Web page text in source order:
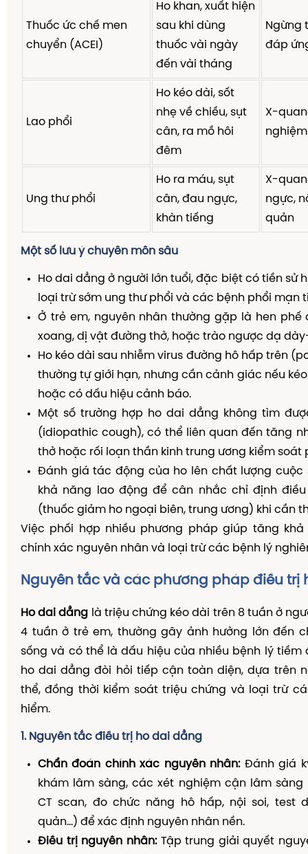
Thuốc ức chế men
chuyển (ACEI)
Ho khan, xuất hiện
sau khi dùng
thuốc vài ngày
đến vài tháng
Ngừng
đáp
Lao phổi
Ho kéo dài, sốt
nhẹ về chiều, sụt
cân, ra mồ hôi
đêm
X-
Ung thư phổi
Ho ra máu, sụt
cân, đau ngực,
khàn tiếng
X-
ngực,
quản
Một số lưu ý chuyên môn sâu
Ho dai dẳng ở người lớn tuổi, đặc biệt có tiền sử
loại trừ sớm ung thư phổi và các bệnh phổi mạn
Ở trẻ em, nguyên nhân thường gặp là hen phế
xoang, dị vật đường thở, hoặc trào ngược dạ
Ho kéo dài sau nhiễm virus đường hô hấp trên
thường tự giới hạn, nhưng cần cảnh giác nếu
hoặc có dấu hiệu cảnh báo.
Một số trường hợp ho dai dẳng không tìm
(idiopathic cough), có thể liên quan đến tăng
thở hoặc rối loạn thần kinh trung ương kiểm soát
Đánh giá tác động của ho lên chất lượng cuộc
khả năng lao động để cân nhắc chỉ định
(thuốc giảm ho ngoại biên, trung ương) khi cần
Việc phối hợp nhiều phương pháp giúp tăng
chính xác nguyên nhân và loại trừ các bệnh lý
Nguyên tắc và các phương pháp điều trị
Ho dai dẳng là triệu chứng kéo dài trên 8 tuần ở
4 tuần ở trẻ em, thường gây ảnh hưởng lớn đến
sống và có thể là dấu hiệu của nhiều bệnh lý tiềm
ho dai dẳng đòi hỏi tiếp cận toàn diện, dựa trên
thể, đồng thời kiểm soát triệu chứng và loại trừ
hiểm.
1. Nguyên tắc điều trị ho dai dẳng
Chẩn đoán chính xác nguyên nhân:Đánh giá
khám lâm sàng, các xét nghiệm cận lâm sàng
CT scan, đo chức năng hô hấp, nội soi, test
quản…) để xác định nguyên nhân nền.
Điều trị nguyên nhân:Tập trung giải quyết